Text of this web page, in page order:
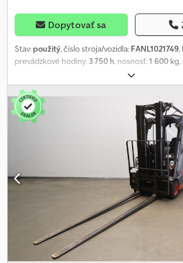
Dopytovať sa
Stav: použitý, číslo stroja/vozidla: FANL1021749,
prevádzkové hodiny: 3 750 h, nosnosť:1 600 kg
1 870 mm, ťažisko
stožiara:triplex, kapacita batérie:625 Ach,
šírka nosiča vidlíc:
pneumatiky:
, veľkosť zadnej pneumatiky:
pohotovostná hmotnosť:
, celková
, celková šírka: 1 090
- Aquamatic na batériu - Zástrčka vozidla MRC
Csdpfxozchhys Ak Aerf - 180° dvierka na batériu
batérie - Vozidlo: dvojitá prídavná hydraulika -
prídavná hydraulika - Integrovaný bočný posuv
nastavovania rozchodu vidlíc bez bočného
šírka 1 040 mm - Plná kabína - Strecha z
Kúrenie - 2 x LED pracovné reflektory vpredu -
reflektor vzadu - Osvetľovacia súprava s
svetlom, brzdové svetlá a smerové svetlá -
svetlo - Zvuková výstraha pri cúvaní - Zadný